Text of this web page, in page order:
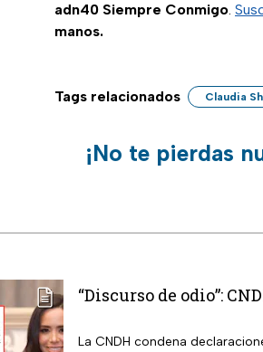
adn40 Siempre Conmigo.
manos.
Tags relacionados Claudia
¡No te pierdas
“Discurso de odio”:
La CNDH condena